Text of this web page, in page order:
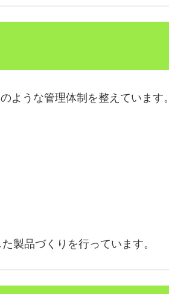
ような管理体制を整えています。
製品づくりを行っています。